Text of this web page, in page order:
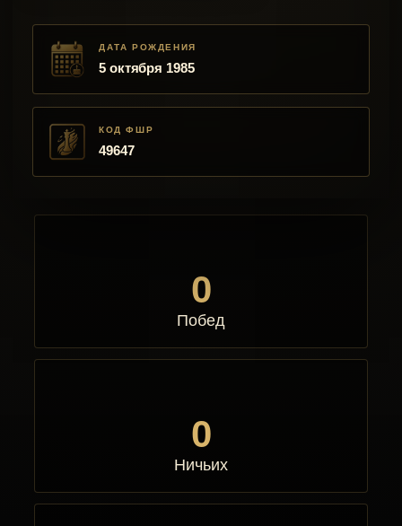
ДАТА РОЖДЕНИЯ
5 октября 1985
КОД ФШР
49647
0
Побед
0
Ничьих